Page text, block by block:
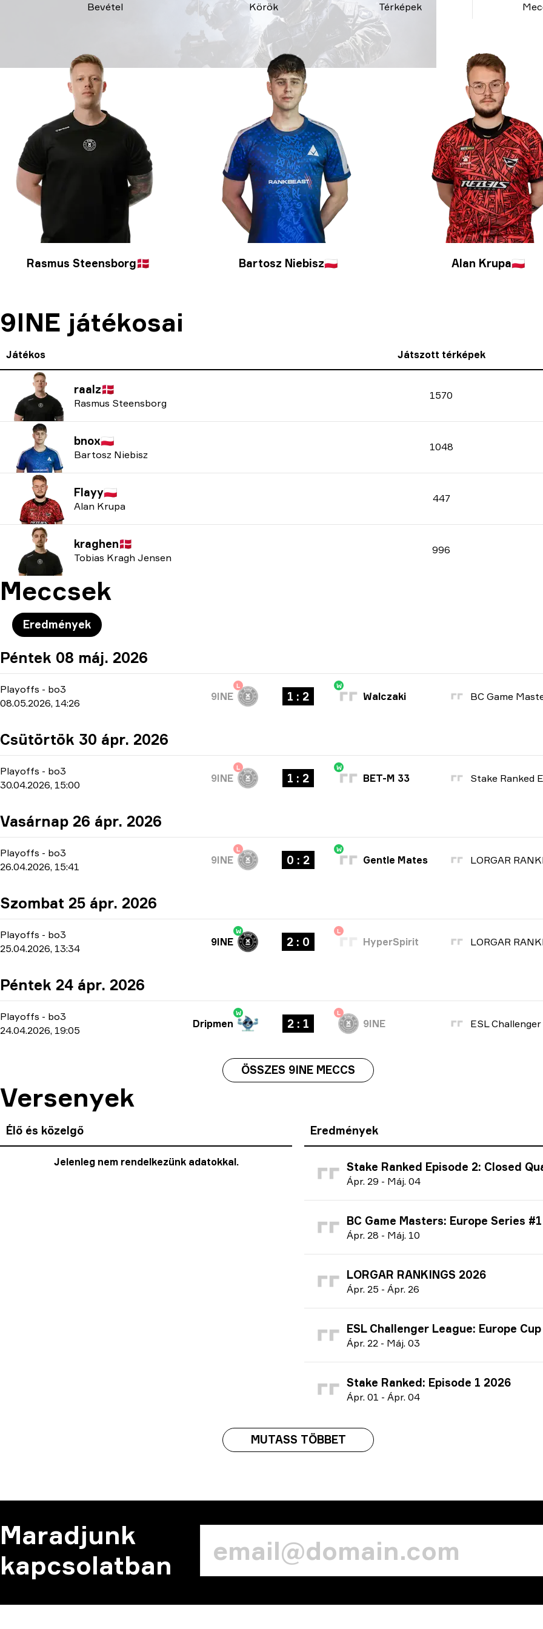
Bevétel Körök Térképek
Rasmus Steensborg🇩🇰 Bartosz Niebisz🇵🇱 Alan Krupa🇵🇱
9INE játékosai
Játékos Játszott térképek
raalz🇩🇰
Rasmus Steensborg
1570
bnox🇵🇱
Bartosz Niebisz
1048
Flayy🇵🇱
Alan Krupa
447
kraghen🇩🇰
Tobias Kragh Jensen
996
Meccsek
Eredmények
Péntek 08 máj. 2026
Playoffs - bo3
08.05.2026, 14:26
L
9INE 1 : 2
W
Walczaki
Csütörtök 30 ápr. 2026
Playoffs - bo3
30.04.2026, 15:00
L
9INE 1 : 2
W
BET-M 33
Vasárnap 26 ápr. 2026
Playoffs - bo3
26.04.2026, 15:41
L
9INE 0 : 2
W
Gentle Mates
Szombat 25 ápr. 2026
Playoffs - bo3
25.04.2026, 13:34
W
9INE 2 : 0
L
HyperSpirit
Péntek 24 ápr. 2026
Playoffs - bo3
24.04.2026, 19:05
W
Dripmen 2 : 1
L
9INE
ÖSSZES 9INE MECCS
Versenyek
Élő és közelgő
Jelenleg nem rendelkezünk adatokkal.
Eredmények
Stake Ranked Episode 2: Closed Qualifier
Ápr. 29 - Máj. 04
BC Game Masters: Europe Series #1 season 2
Ápr. 28 - Máj. 10
LORGAR RANKINGS 2026
Ápr. 25 - Ápr. 26
ESL Challenger League: Europe Cup #4 season 51
Ápr. 22 - Máj. 03
Stake Ranked: Episode 1 2026
Ápr. 01 - Ápr. 04
MUTASS TÖBBET
Maradjunk
kapcsolatban